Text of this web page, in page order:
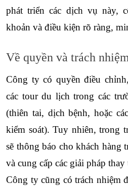
phát triển các dịch vụ này,
khoản và điều kiện rõ ràng,
Về quyền và trách
Công ty có quyền điều
các tour du lịch trong các
(thiên tai, dịch bệnh, hoặc
kiểm soát). Tuy nhiên, trong
sẽ thông báo cho khách hàng
và cung cấp các giải pháp
Công ty cũng có trách nhiệm